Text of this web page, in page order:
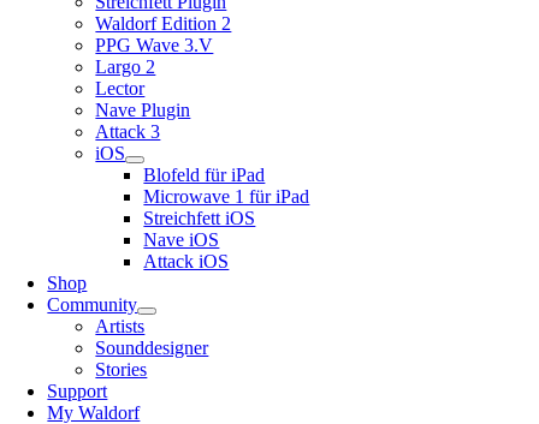
Waldorf Edition 2
PPG Wave 3.V
Largo 2
Lector
Nave Plugin
Attack 3
iOS
Blofeld für iPad
Microwave 1 für iPad
Streichfett iOS
Nave iOS
Attack iOS
Shop
Community
Artists
Sounddesigner
Stories
Support
My Waldorf